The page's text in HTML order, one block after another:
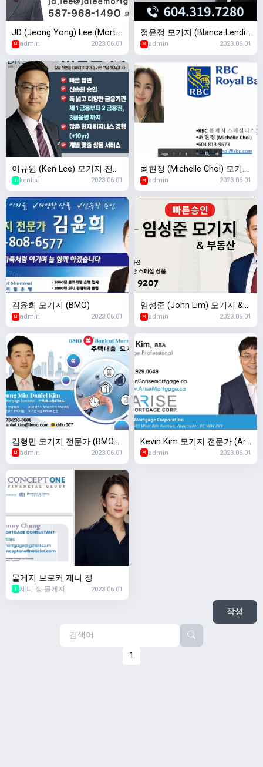
JD (Jeong Yong) Lee (Mortg
age Architects)
M admin 2023.06.01
정윤정 모기지 (Blanca Lendin
g)
M admin 2023.06.01
이규원 (Ken Lee) 모기지 전문
가
1 kenlee 2023.06.01
최현정 (Michelle Choi) 모기지
- RBC
M admin 2023.06.01
김윤희 모기지 (BMO)
M admin 2023.06.01
임성준 (John Lim) 모기지 &
부동산
M admin 2023.06.01
김형민 모기지 전문가 (BMO
은행)
M admin 2023.06.01
Kevin Kim 모기지 전문가 (Ari
se Mortgage Corp.)
M admin 2023.06.01
몰게지 브로커 제니 정
1 제니 정 몰게지 2023.06.01
작성
1